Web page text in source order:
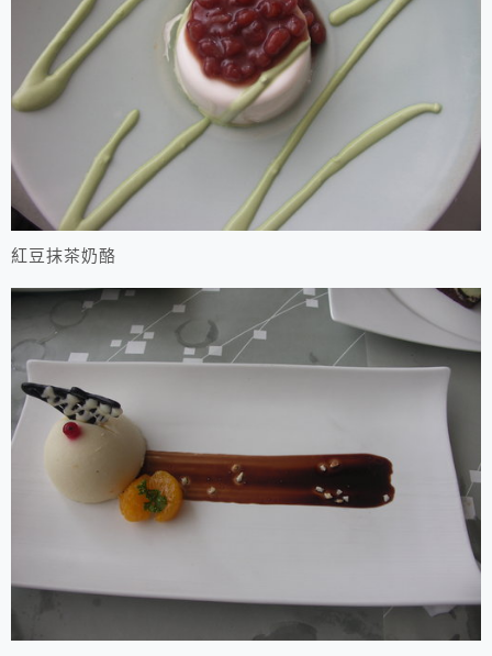
紅豆抹茶奶酪